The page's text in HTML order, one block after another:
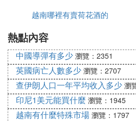
少錢
越南哪裡有賣荷花酒的
熱點內容
中國導彈有多少 瀏覽：2351
英國病亡人數多少 瀏覽：2707
查伊朗人口一年平均收入多少 瀏
印尼1美元能買什麼 瀏覽：1945
越南有什麼特殊市場 瀏覽：1797